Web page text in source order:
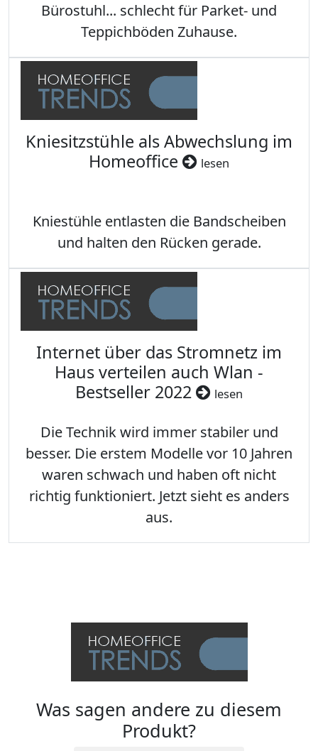
Bürostuhl... schlecht für Parket- und
Teppichböden Zuhause.
Kniesitzstühle als Abwechslung im
Homeoffice
lesen
Kniestühle entlasten die Bandscheiben
und halten den Rücken gerade.
Internet über das Stromnetz im
Haus verteilen auch Wlan -
Bestseller 2022
lesen
Die Technik wird immer stabiler und
besser. Die erstem Modelle vor 10 Jahren
waren schwach und haben oft nicht
richtig funktioniert. Jetzt sieht es anders
aus.
Was sagen andere zu diesem
Produkt?